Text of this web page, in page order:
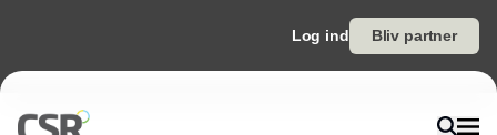
Log ind Bliv partner